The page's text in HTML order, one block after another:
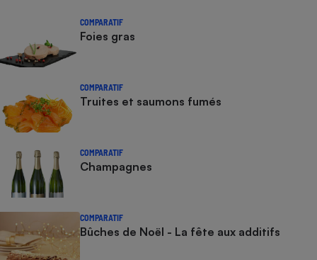
COMPARATIF
Foies gras
COMPARATIF
Truites et saumons fumés
COMPARATIF
Champagnes
COMPARATIF
Bûches de Noël - La fête aux additifs